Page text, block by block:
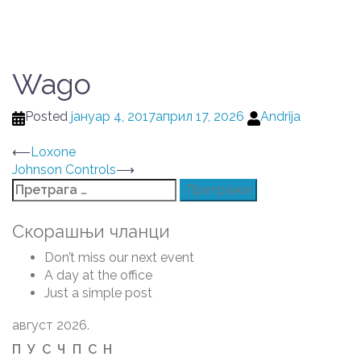
Wago
Posted јануар 4, 2017април 17, 2026 Andrija
Post
navigation
⟵Loxone
Johnson Controls⟶
Претрага
за:
Скорашњи чланци
Don’t miss our next event
A day at the office
Just a simple post
август 2026.
П У С Ч П С Н